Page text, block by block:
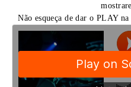
Não esqueça de dar o PLAY